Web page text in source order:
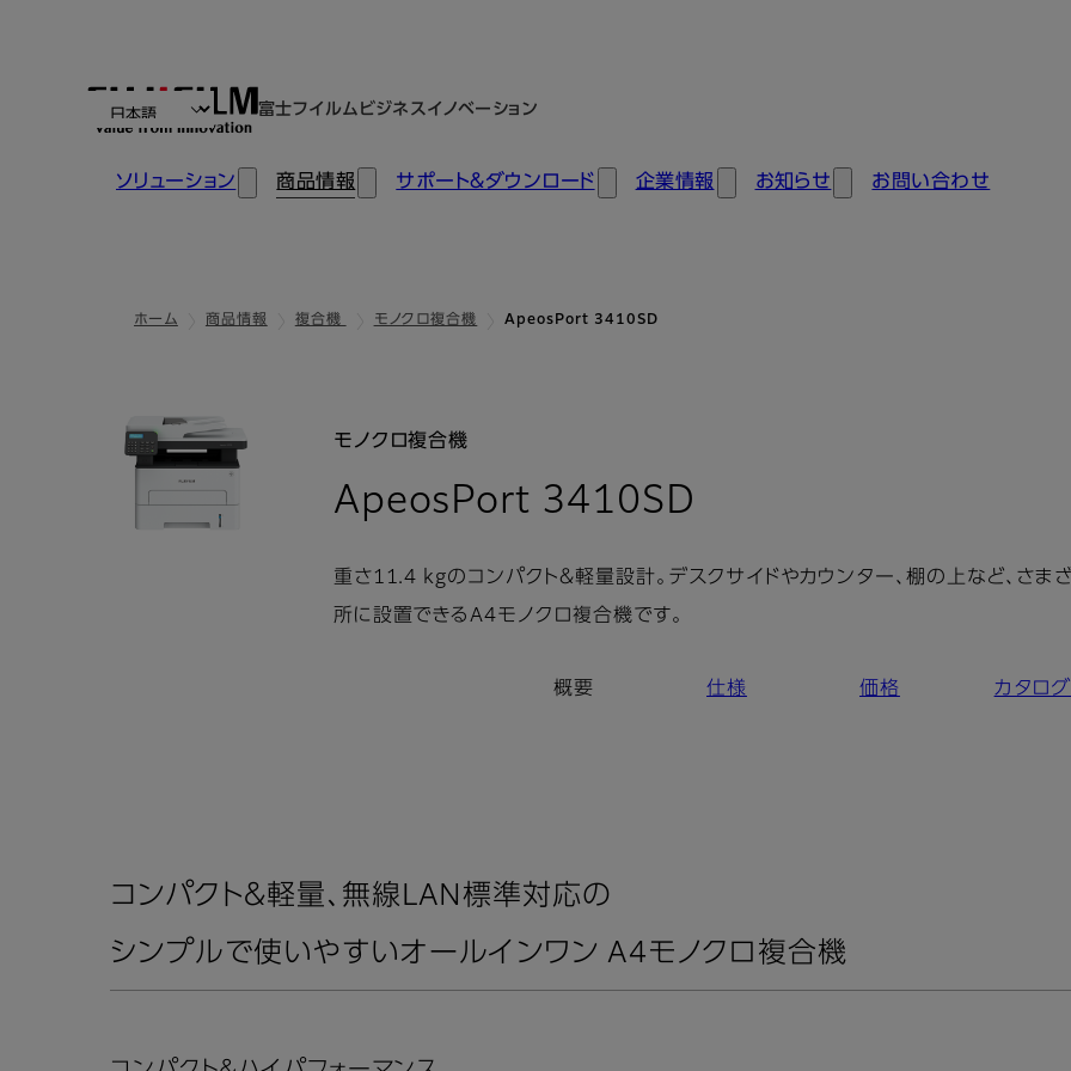
富士フイルムビジネスイノベーション
ソリューション 商品情報 サポート＆ダウンロード 企業情報 お知らせ お問い合わせ
ホーム 商品情報 複合機 モノクロ複合機 ApeosPort 3410SD
モノクロ複合機
ApeosPort 3410SD
重さ11.4 kgのコンパクト＆軽量設計。デスクサイドやカウンター、棚の上など、さま
所に設置できるA4モノクロ複合機です。
概要 仕様 価格 カタログ
コンパクト＆軽量、無線LAN標準対応の
シンプルで使いやすいオールインワン A4モノクロ複合機